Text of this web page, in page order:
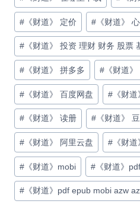
# 《财道》 定价 # 《财道》
# 《财道》 投资 理财 财务 股票
# 《财道》 拼多多 # 《财道
# 《财道》 百度网盘 # 《财
# 《财道》 读册 # 《财道》
# 《财道》 阿里云盘 # 《财
# 《财道》mobi # 《财道》pdf
# 《财道》pdf epub mobi azw